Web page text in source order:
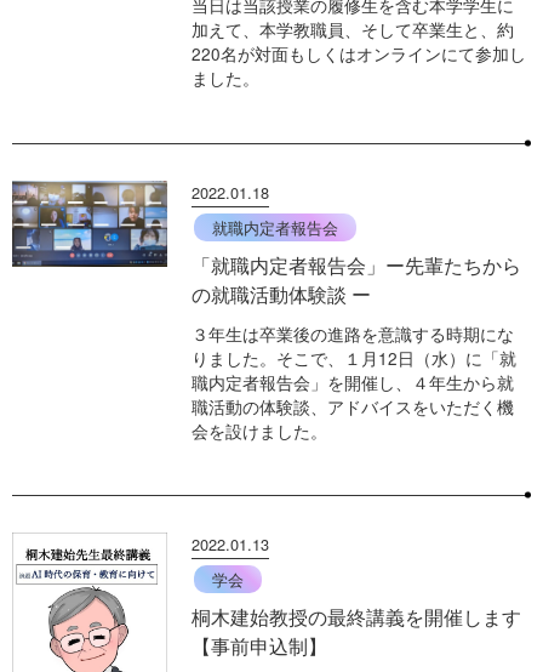
当日は当該授業の履修生を含む本学学生に
加えて、本学教職員、そして卒業生と、約
220名が対面もしくはオンラインにて参加し
ました。
2022.01.18
就職内定者報告会
「就職内定者報告会」ー先輩たちから
の就職活動体験談 ー
３年生は卒業後の進路を意識する時期にな
りました。そこで、１月12日（水）に「就
職内定者報告会」を開催し、４年生から就
職活動の体験談、アドバイスをいただく機
会を設けました。
2022.01.13
学会
桐木建始教授の最終講義を開催します
【事前申込制】